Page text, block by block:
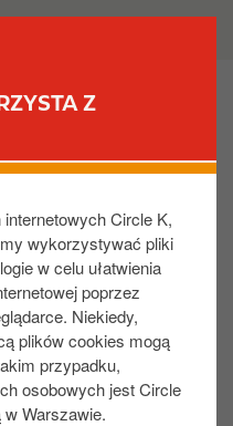
Z
Circle K,
wykorzystywać pliki
w celu ułatwienia
poprzez
Niekiedy,
plików cookies mogą
przypadku,
osobowych jest Circle
Warszawie.
91-202,PL